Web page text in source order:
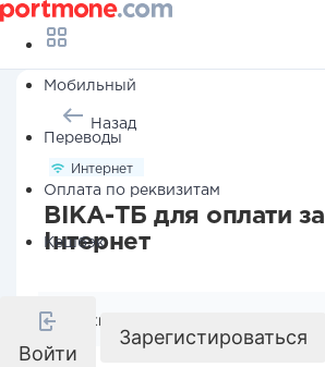
Мобильный
Переводы
Оплата по реквизитам
Кешбэк
Войти
Зарегистироваться
Назад
Интернет
ВІКА-ТБ для оплати за
Інтернет
Реквизиты компании